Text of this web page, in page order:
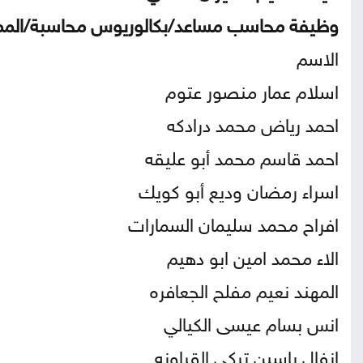
وظيفة محاسب مساعد/بكالوريوس محاسبة/
الاسم
اسلام عمار منصور عتوم
احمد رياض محمد درادكه
احمد قاسم محمد أبو عليقه
اسراء رمضان وديع أبو كويك
افراح محمد سليمان السمارات
الاء محمد امين ابو دهيم
المهند نعيم مفلح الجعافره
انس بسام عيسى الكيالي
انفال ياسين تركي القراونه